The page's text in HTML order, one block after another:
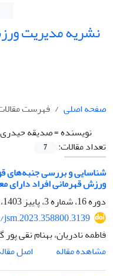
نشریه مدیریت
صفحه اصلی
فهرست
نویسنده =صدیقه حیدری
تعداد مقالات:
7
شناسایی و بررسی
ورزش قهرمانی افراد دارای
دوره 16، شماره 3، پاییز 1403، صفحه
فاطمه نادریان، بهنام نقی
مشاهده مقاله
اصل